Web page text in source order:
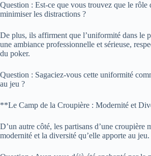
Question : Est-ce que vous trouvez que le rôle
minimiser les distractions ?
De plus, ils affirment que l’uniformité dans le
une ambiance professionnelle et sérieuse,
du poker.
Question : Sagaciez-vous cette uniformité
au jeu ?
**Le Camp de la Croupière : Modernité et
D’un autre côté, les partisans d’une croupière
modernité et la diversité qu’elle apporte au jeu.